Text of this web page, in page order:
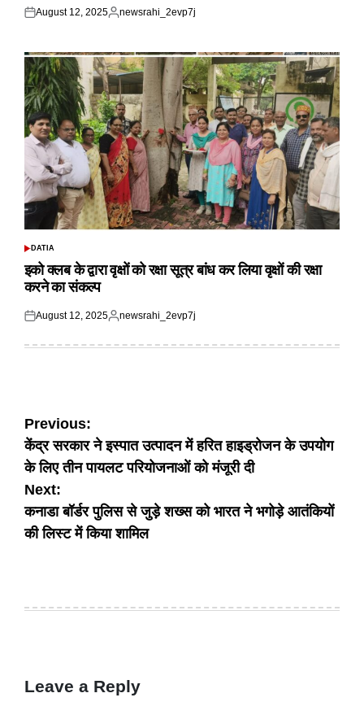
Posted
August 12, 2025
Posted
newsrahi_2evp7j
POSTED
DATIA
इको क्लब के द्वारा वृक्षों को रक्षा सूत्र बांध कर लिया वृक्षों की रक्षा
करने का संकल्प
Posted
August 12, 2025
Posted
newsrahi_2evp7j
Post
navigation
Previous:
केंद्र सरकार ने इस्पात उत्पादन में हरित हाइड्रोजन के उपयोग
के लिए तीन पायलट परियोजनाओं को मंजूरी दी
Next:
कनाडा बॉर्डर पुलिस से जुड़े शख्स को भारत ने भगोड़े आतंकियों
की लिस्ट में किया शामिल
Leave a Reply